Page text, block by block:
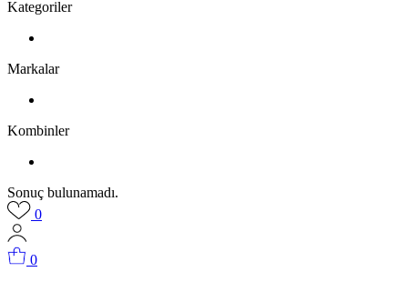
Kategoriler
Markalar
Kombinler
Sonuç bulunamadı.
0
0